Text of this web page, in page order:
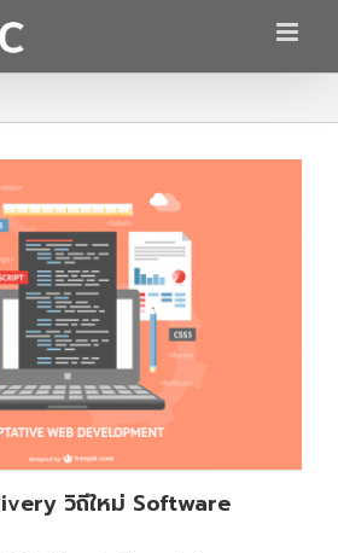
วิถีใหม่ Software